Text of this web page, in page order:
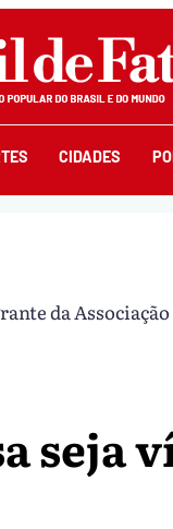
CIDADES
da
seja